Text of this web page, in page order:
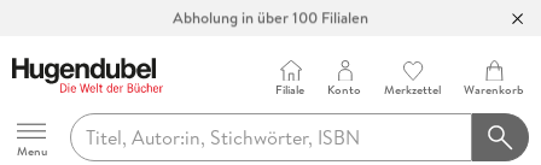
Abholung in über 100 Filialen
Hugendubel
Menu
Filiale Konto Merkzettel Warenkorb